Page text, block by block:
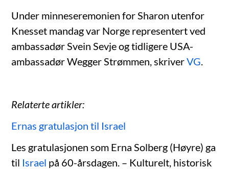
Under minneseremonien for Sharon utenfor
Knesset mandag var Norge representert ved
ambassadør Svein Sevje og tidligere USA-
ambassadør Wegger Strømmen, skriverVG
Relaterte artikler:
Ernas gratulasjon til Israel
Les gratulasjonen som Erna Solberg (Høyre) ga
til Israel på 60-årsdagen. – Kulturelt, historisk